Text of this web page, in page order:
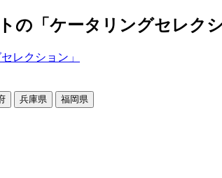
の「ケータリングセレク
兵庫県 福岡県